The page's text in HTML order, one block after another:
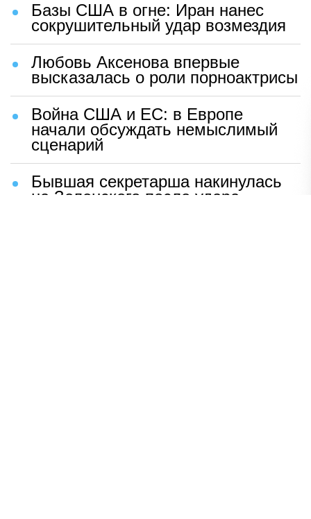
Базы США в огне: Иран нанес
сокрушительный удар возмездия
Любовь Аксенова впервые
высказалась о роли порноактрисы
Война США и ЕС: в Европе
начали обсуждать немыслимый
сценарий
Бывшая секретарша накинулась
на Зеленского после удара